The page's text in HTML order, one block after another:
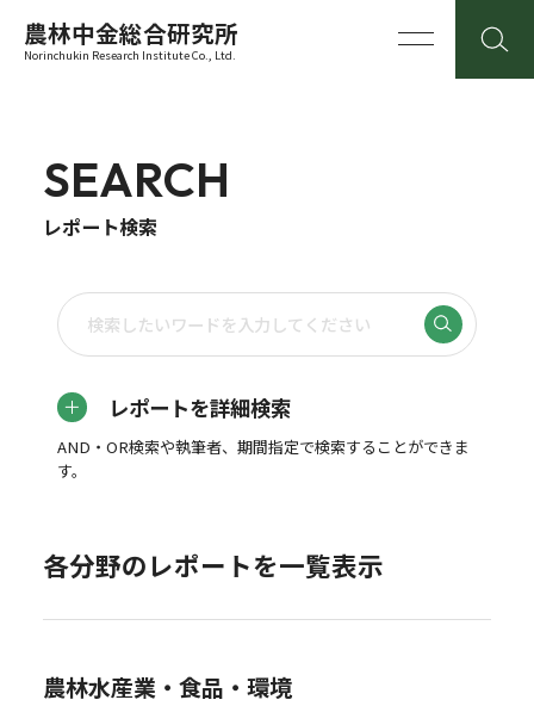
農林中金総合研究所
Norinchukin Research Institute Co., Ltd.
SEARCH
レポート検索
レポートを詳細検索
AND・OR検索や執筆者、期間指定で検索することができま
す。
各分野のレポートを一覧表示
農林水産業・食品・環境